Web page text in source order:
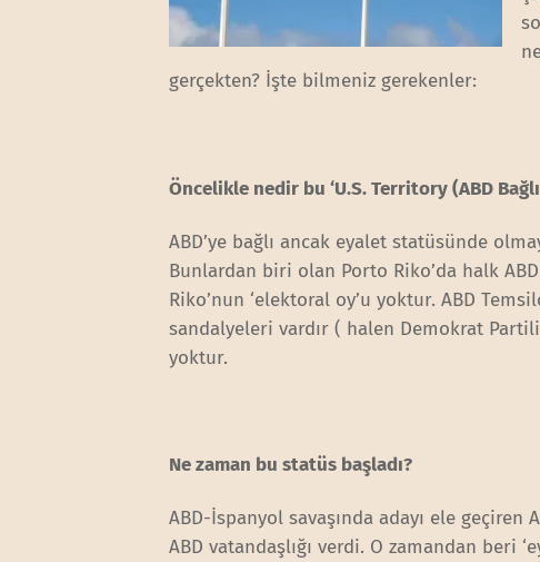
gerçekten? İşte bilmeniz gerekenler:
Öncelikle nedir bu ‘U.S. Territory (ABD
ABD’ye bağlı ancak eyalet statüsünde
Bunlardan biri olan Porto Riko’da halk
Riko’nun ‘elektoral oy’u yoktur. ABD
sandalyeleri vardır ( halen Demokrat
yoktur.
Ne zaman bu statüs başladı?
ABD-İspanyol savaşında adayı ele geçiren
ABD vatandaşlığı verdi. O zamandan beri